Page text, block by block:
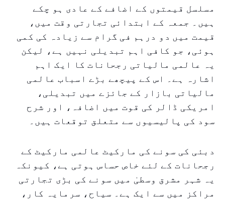
مسلسل قیمتوں کے اضافے کے عادی ہو چکے
ہیں۔ جمعہ کے ابتدائی تجارتی وقت میں،
قیمت میں دو درہم فی گرام سے زیادہ کی کمی
ہوئی، جو کافی اہم تبدیلی نہیں ہے، لیکن
یہ عالمی مالیاتی رجحانات کا ایک اہم
اشارہ ہے۔ اس کے پیچھے بڑے اسباب عالمی
مالیاتی بازار کے جائزے میں تبدیلی،
امریکی ڈالر کی قوت میں اضافہ، اور شرح
سود کی پالیسیوں سے متعلق توقعات ہیں۔
دبئی کی سونے کی مارکیٹ عالمی مارکیٹ کے
رجحانات کے لئے خاص حساس ہوتی ہے، کیونکہ
یہ شہر مشرق وسطیٰ میں سونے کی بڑی تجارتی
مراکز میں سے ایک ہے۔ سیاح، سرمایہ کار،